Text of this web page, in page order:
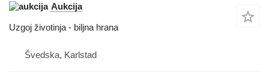
Aukcija
Uzgoj životinja - biljna hrana
Švedska, Karlstad